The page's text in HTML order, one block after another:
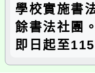
學校實施書
餘書法社團
即日起至